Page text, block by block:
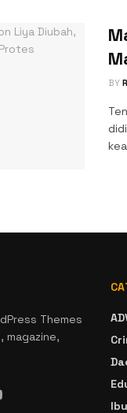
BY
Themes